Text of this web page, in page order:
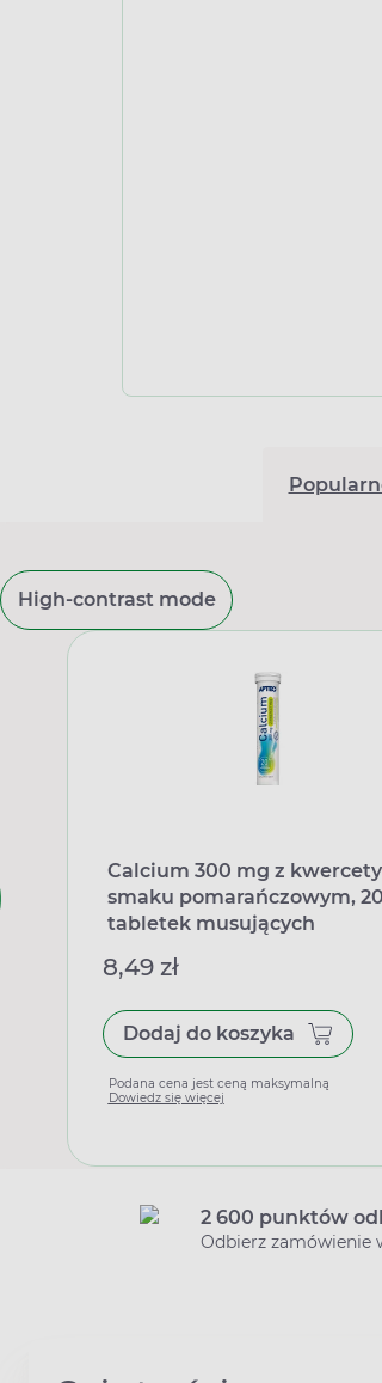
High-contrast mode
Calcium 300 mg z
smaku pomarańczowym, 20
tabletek musujących
8,49 zł
Dodaj do koszyka
Podana cena jest ceną maksymalną
Dowiedz się więcej
2 600 punktów
Odbierz zamówienie